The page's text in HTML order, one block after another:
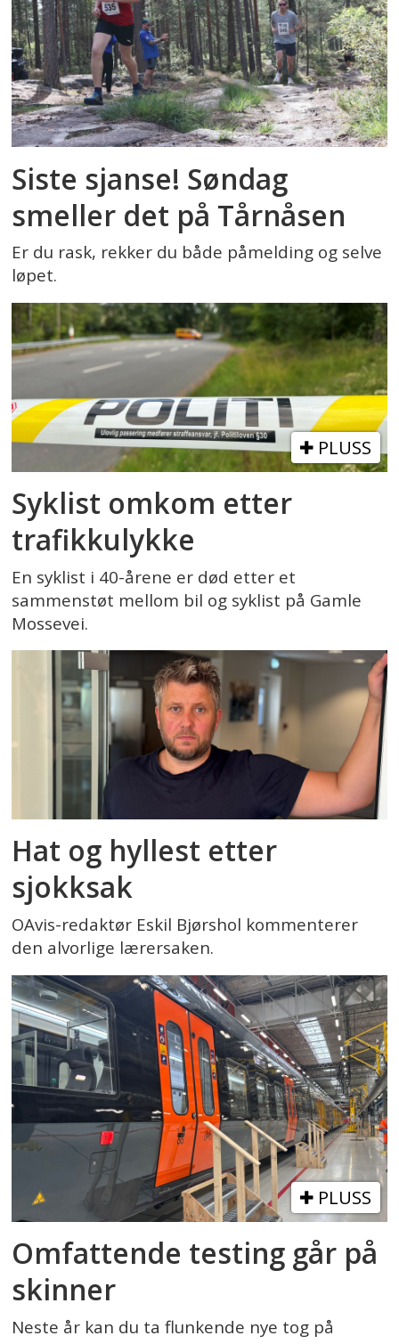
Siste sjanse! Søndag
smeller det på Tårnåsen
Er du rask, rekker du både påmelding og selve
løpet.
PLUSS
Syklist omkom etter
trafikkulykke
En syklist i 40-årene er død etter et
sammenstøt mellom bil og syklist på Gamle
Mossevei.
Hat og hyllest etter
sjokksak
OAvis-redaktør Eskil Bjørshol kommenterer
den alvorlige lærersaken.
PLUSS
Omfattende testing går på
skinner
Neste år kan du ta flunkende nye tog på